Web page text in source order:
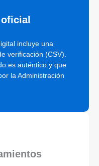
incluye una
verificación (CSV).
es auténtico y que
la Administración